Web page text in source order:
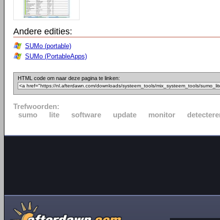
Andere edities:
SUMo (portable)
SUMo (PortableApps)
HTML code om naar deze pagina te linken:
Trefwoorden:
sumo
lite software update monitor